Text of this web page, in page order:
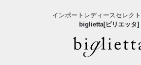
インポートレディースセレク
biglietta[ビリエッタ]